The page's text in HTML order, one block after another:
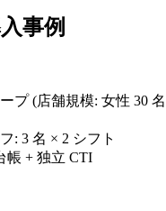
事例
プ (店舗規模: 女性 30
: 3 名 × 2 シフト
帳 + 独立 CTI